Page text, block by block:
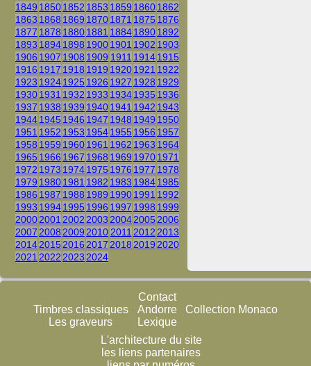
1849 18501852 1853 1859 18601862
1863 1868 1869 18701871 1875 1876
1877 1878 18801881 188418901892
1893 18941898 19001901 1902 1903
1906 1907 1908 1909 1911 19141915
1916 1917 1918 1919 19201921 1922
1923 19241925 1926 1927 1928 1929
19301931 1932 1933 19341935 1936
1937 1938 1939 19401941 1942 1943
19441945 1946 1947 1948 1949 1950
1951 1952 1953 19541955 1956 1957
1958 1959 19601961 1962 1963 1964
1965 1966 1967 1968 1969 19701971
1972 1973 19741975 1976 1977 1978
1979 19801981 1982 1983 19841985
1986 1987 1988 1989 19901991 1992
1993 19941995 1996 1997 1998 1999
20002001 2002 2003 20042005 2006
2007 2008 2009 2010 2011 2012 2013
20142015 2016 2017 2018 2019 2020
2021 2022 2023 2024
Timbres classiques
Les graveurs
Contact
Andorre
Lexique
Collection Monaco
L'architecture du site
les liens partenaires